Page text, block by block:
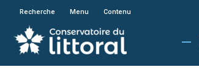
En poursuivant votre
Recherche Menu Contenu